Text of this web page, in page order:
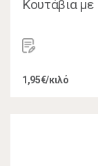
Κουτάβια
1,95€/κιλό